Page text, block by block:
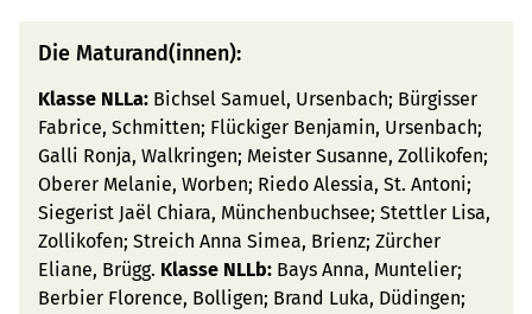
Die Maturand(innen):
Klasse NLLa: Bichsel Samuel, Ursenbach; Bürgisser
Fabrice, Schmitten; Flückiger Benjamin, Ursenbach;
Galli Ronja, Walkringen; Meister Susanne, Zollikofen;
Oberer Melanie, Worben; Riedo Alessia, St. Antoni;
Siegerist Jaël Chiara, Münchenbuchsee; Stettler Lisa,
Zollikofen; Streich Anna Simea, Brienz; Zürcher
Eliane, Brügg. Klasse NLLb: Bays Anna, Muntelier;
Berbier Florence, Bolligen; Brand Luka, Düdingen;